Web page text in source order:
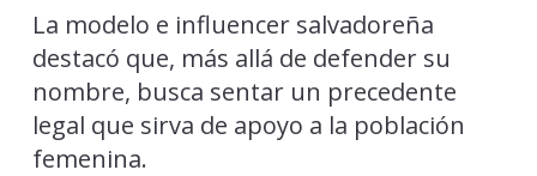
La modelo e influencer salvadoreña
destacó que, más allá de defender su
nombre, busca sentar un precedente
legal que sirva de apoyo a la población
femenina.